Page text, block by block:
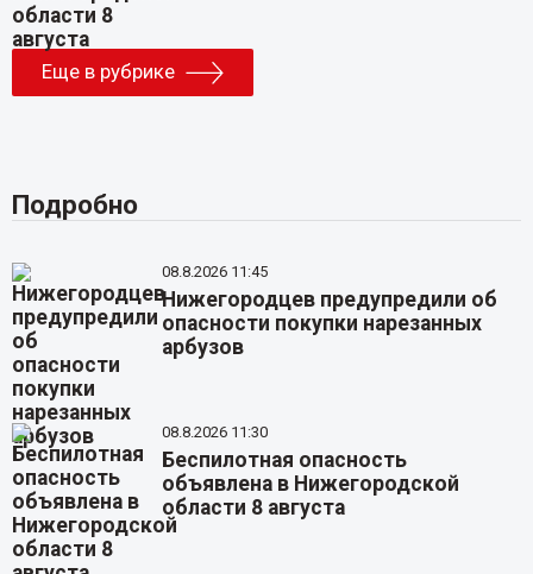
Еще в рубрике
Подробно
08.8.2026 11:45
Нижегородцев предупредили об
опасности покупки нарезанных
арбузов
08.8.2026 11:30
Беспилотная опасность
объявлена в Нижегородской
области 8 августа